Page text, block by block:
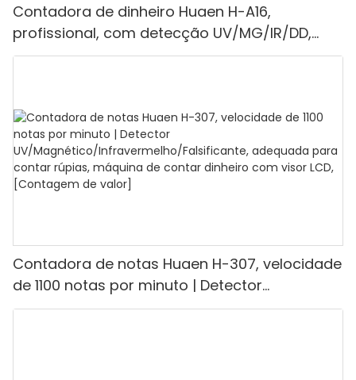
Contadora de dinheiro Huaen H-A16,
profissional, com detecção UV/MG/IR/DD,
capacidade de contagem de 1100 euros por
Contadora de notas Huaen H-307, velocidade
de 1100 notas por minuto | Detector
UV/Magnético/Infravermelho/Falsificante,